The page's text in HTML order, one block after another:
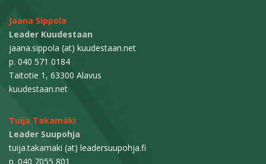
Jaana Sippola
Leader Kuudestaan
jaana.sippola (at) kuudestaan.net
p. 040 571 0184
Taitotie 1, 63300 Alavus
kuudestaan.net
Tuija Takamäki
Leader Suupohja
tuija.takamaki (at) leadersuupohja.fi
p. 040 7055 801